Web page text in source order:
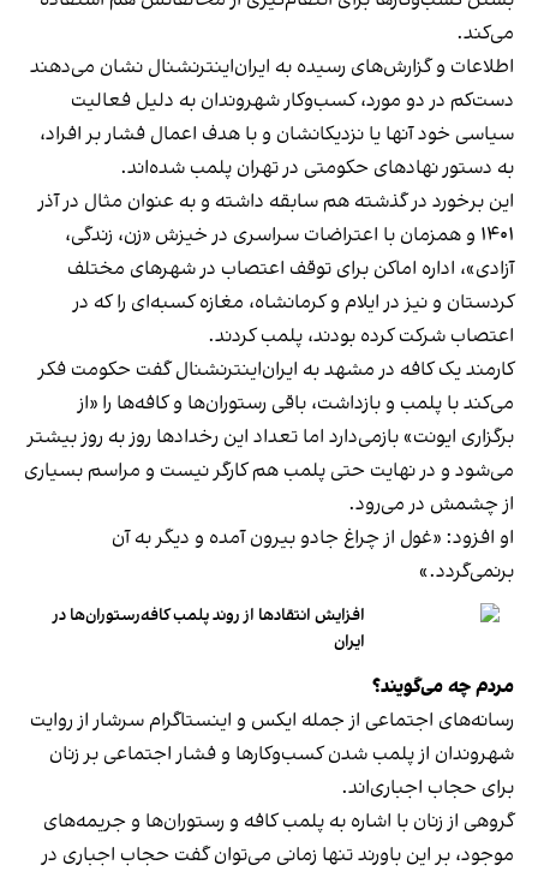
می‌کند.
اطلاعات و گزارش‌های رسیده به ایران‌اینترنشنال نشان می‌دهند
دست‌کم در دو مورد، کسب‌وکار شهروندان به دلیل فعالیت
سیاسی خود آنها یا نزدیکانشان و با هدف اعمال فشار بر افراد،
به دستور نهادهای حکومتی در تهران پلمب شده‌اند.
این برخورد در گذشته هم سابقه داشته و به عنوان مثال در آذر
۱۴۰۱ و همزمان با اعتراضات سراسری در خیزش «زن، زندگی،
آزادی»، اداره اماکن برای توقف اعتصاب در شهرهای مختلف
کردستان و نیز در ایلام و کرمانشاه، مغازه کسبه‌ای را که در
اعتصاب شرکت کرده بودند، پلمب کردند.
کارمند یک کافه در مشهد به ایران‌اینترنشنال گفت حکومت فکر
می‌کند با پلمب و بازداشت، باقی رستوران‌ها و کافه‌ها را «از
برگزاری ایونت» بازمی‌دارد اما تعداد این رخدادها روز به روز بیشتر
می‌شود و در نهایت حتی پلمب هم کارگر نیست و مراسم بسیاری
از چشمش در می‌رود.
او افزود: «غول از چراغ جادو بیرون آمده و دیگر به آن
برنمی‎‌گردد.»
افزایش انتقادها از روند پلمب کافه‌رستوران‌ها در
ایران
مردم چه می‌گویند؟
رسانه‎‌های اجتماعی از جمله ایکس و اینستاگرام سرشار از روایت
شهروندان از پلمب شدن کسب‌وکارها و فشار اجتماعی بر زنان
برای حجاب اجباری‌اند.
گروهی از زنان با اشاره به پلمب کافه و رستوران‌ها و جریمه‌های
موجود، بر این باورند تنها زمانی می‌توان گفت حجاب اجباری در